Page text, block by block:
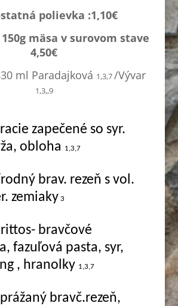
polievka :1,10€
mäsa v surovom stave
4,50€
ml Paradajková 1,3,7/Vývar
1,3,,9
zapečené so syr.
obloha
1,3,7
brav. rezeň s vol.
zemiaky 3
bravčové
fazuľová pasta, syr,
, hranolky 1,3,7
bravč.rezeň,